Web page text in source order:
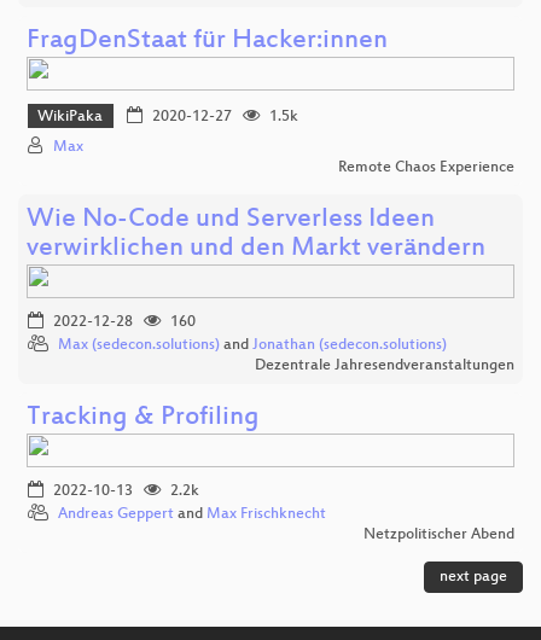
FragDenStaat für Hacker:innen
WikiPaka 2020-12-27
1.5k
Max
Remote Chaos Experience
Wie No-Code und Serverless Ideen
verwirklichen und den Markt verändern
2022-12-28
160
Max (sedecon.solutions) and Jonathan (sedecon.solutions)
Dezentrale Jahresendveranstaltungen
Tracking & Profiling
2022-10-13
2.2k
Andreas Geppert and Max Frischknecht
Netzpolitischer Abend
next page